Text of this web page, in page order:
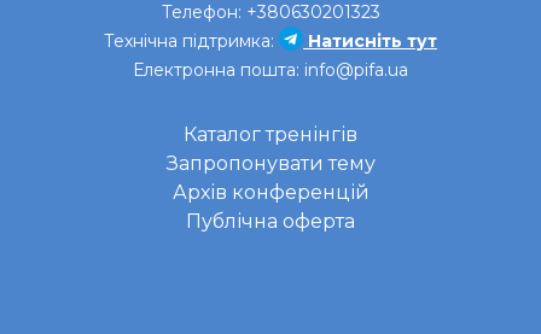
Телефон: +380630201323
Технічна підтримка:
Натисніть тут
Електронна пошта: info@pifa.ua
Каталог тренінгів
Запропонувати тему
Архів конференцій
Публічна оферта